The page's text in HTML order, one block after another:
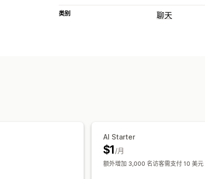
类别 聊天
AI Starter
$1/月
额外增加 3,000 名访客需支付 10 美元